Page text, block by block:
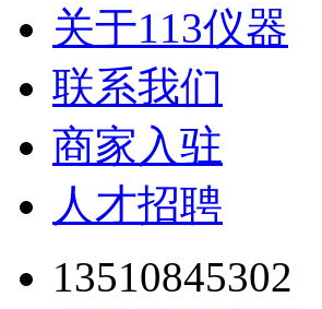
关于113仪器
联系我们
商家入驻
人才招聘
13510845302